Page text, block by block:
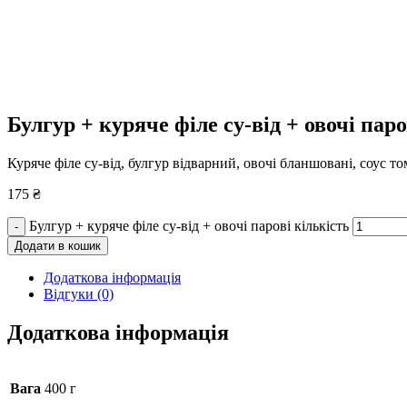
Булгур + куряче філе су-від + овочі
Куряче філе су-від, булгур відварний, овочі бланшовані, соус
175 ₴
- Булгур + куряче філе су-від + овочі парові кількість
Додати в кошик
Додаткова інформація
Відгуки (0)
Додаткова інформація
Вага 400 г